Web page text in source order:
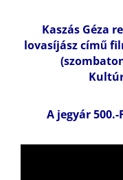
Kaszás Géza
lovasíjász című
A jegyár